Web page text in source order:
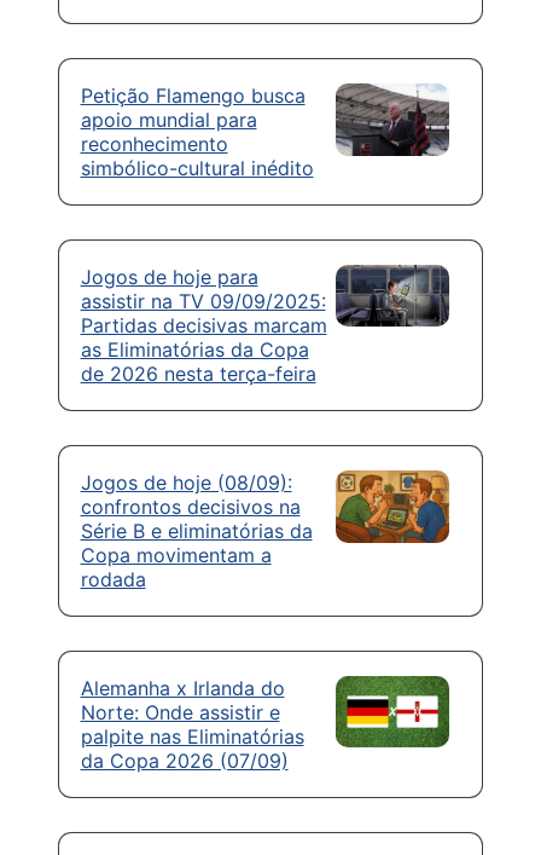
Petição Flamengo busca
apoio mundial para
reconhecimento
simbólico-cultural inédito
Jogos de hoje para
assistir na TV 09/09/2025:
Partidas decisivas marcam
as Eliminatórias da Copa
de 2026 nesta terça-feira
Jogos de hoje (08/09):
confrontos decisivos na
Série B e eliminatórias da
Copa movimentam a
rodada
Alemanha x Irlanda do
Norte: Onde assistir e
palpite nas Eliminatórias
da Copa 2026 (07/09)